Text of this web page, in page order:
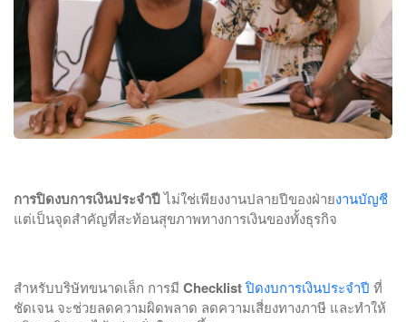
การปิดงบการเงินประจำปีไม่ใช่เพียงงานปลายปีของฝ่ายงานบัญชี
แต่เป็นจุดสำคัญที่สะท้อนสุขภาพทางการเงินของทั้งธุรกิจ
สำหรับบริษัทขนาดเล็ก การมี Checklistปิดงบการเงินประจำปี ที่
ชัดเจน จะช่วยลดความผิดพลาด ลดความเสี่ยงทางภาษี และทำให้